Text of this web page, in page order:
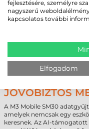
IP68 védettség:
esetén is ellenálló.
MIL-STD-810G/H
akár 1,8 méteres
M3 MOBILE
JÖVŐBIZTOS
A M3 Mobile SM30
amelyek nemcsak egy
keresnek. Az AI-támogatott
fejlesztésére, személyre
nagyszerű
kapcsolatos további
Elfogadom